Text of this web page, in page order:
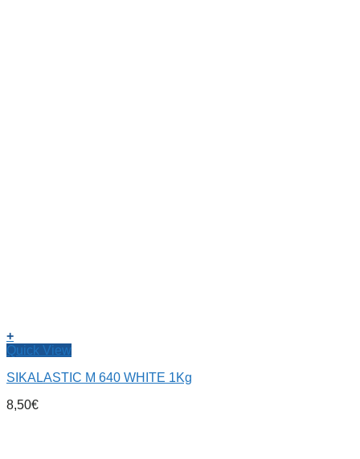
+
Quick View
SIKALASTIC M 640 WHITE 1Kg
8,50€